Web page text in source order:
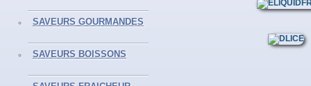
SAVEURS GOURMANDES
SAVEURS BOISSONS
ACCUS - PILES
CHARGEURS
AVERTISSEMENT